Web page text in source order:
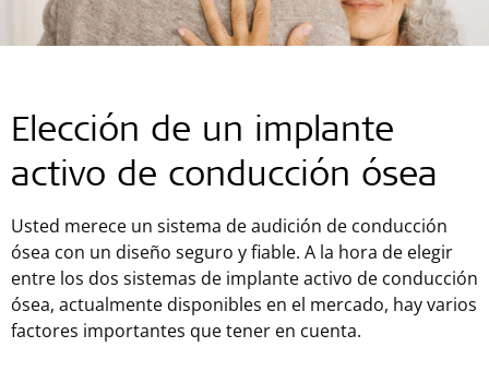
Elección de un implante
activo de conducción ósea
Usted merece un sistema de audición de conducción
ósea con un diseño seguro y fiable. A la hora de elegir
entre los dos sistemas de implante activo de conducción
ósea, actualmente disponibles en el mercado, hay varios
factores importantes que tener en cuenta.